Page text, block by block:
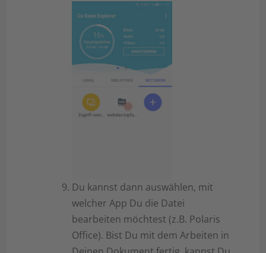
Du kannst dann auswählen, mit
welcher App Du die Datei
bearbeiten möchtest (z.B. Polaris
Office). Bist Du mit dem Arbeiten in